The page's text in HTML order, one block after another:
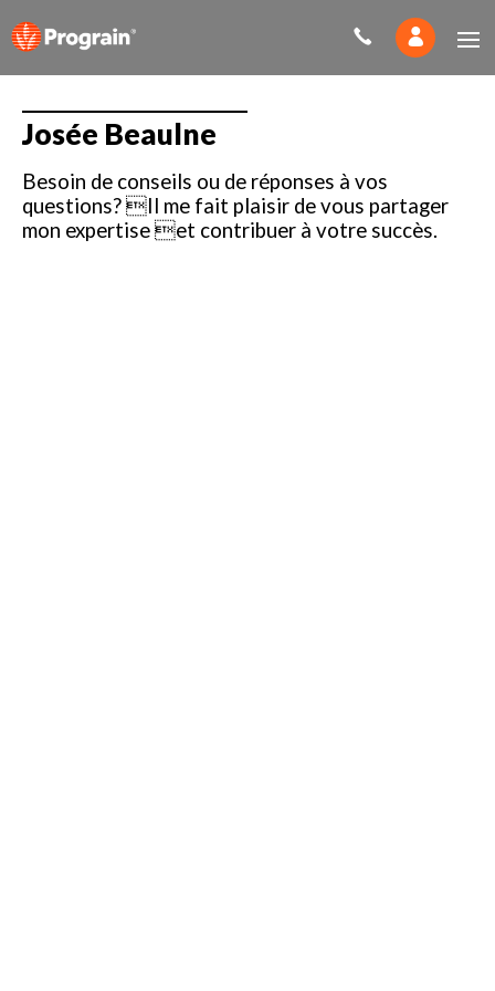
Josée Beaulne
Besoin de conseils ou de réponses à vos
questions? Il me fait plaisir de vous partager
mon expertise et contribuer à votre succès.